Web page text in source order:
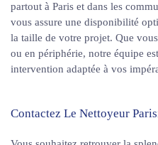
partout à Paris et dans les
vous assure une disponibilité
la taille de votre projet. Que
ou en périphérie, notre équipe
intervention adaptée à vos
Contactez Le Nettoyeur